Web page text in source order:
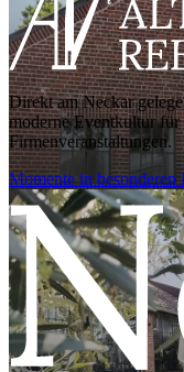
Direkt am Neckar
moderne Eventkultur
Firmenveranstaltungen.
Momente in besonderen